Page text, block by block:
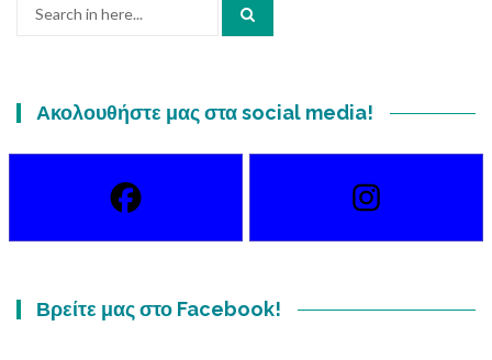
Ακολουθήστε μας στα social media!
Βρείτε μας στο Facebook!